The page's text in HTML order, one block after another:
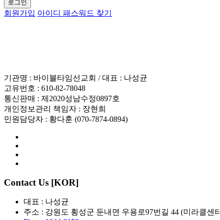
로그인
회원가입 아이디 패스워드 찾기
기관명 : 바이블타임선교회 / 대표 : 나성균
고유번호 : 610-82-78048
통신판매 : 제2020성남수정0897호
개인정보관리 책임자 : 장현희
민원담당자 : 황다훈 (070-7874-0894)
Contact Us [KOR]
대표 : 나성균
주소 : 강원도 횡성군 둔내면 우용로97번길 44 (미라클센